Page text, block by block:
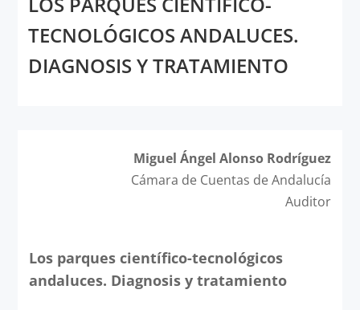
TECNOLÓGICOS ANDALUCES.
DIAGNOSIS Y TRATAMIENTO
Miguel Ángel Alonso Rodríguez
Cámara de Cuentas de Andalucía
Auditor
Los parques científico-tecnológicos
andaluces. Diagnosis y tratamiento